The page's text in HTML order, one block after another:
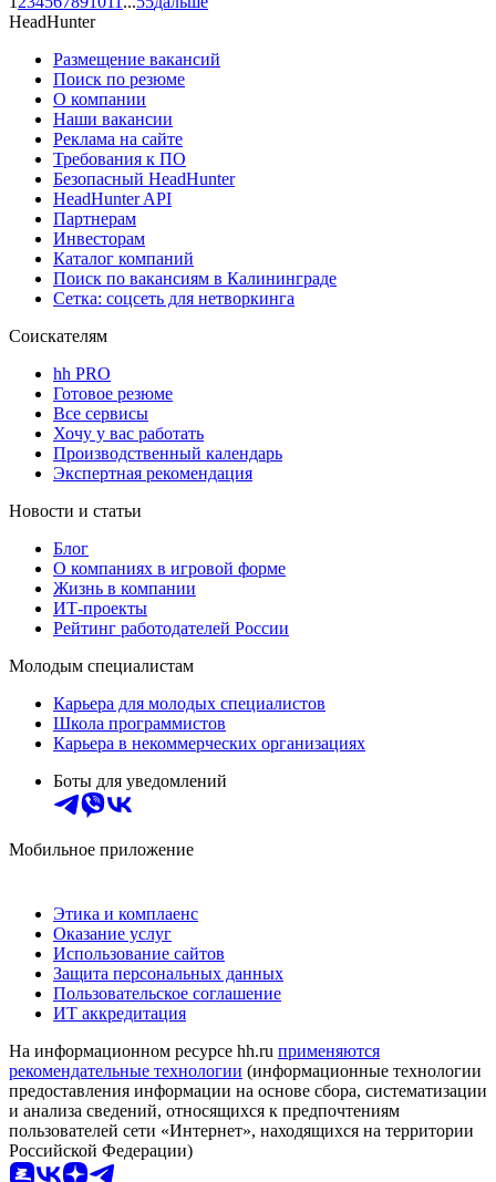
HeadHunter
Размещение вакансий
Поиск по резюме
О компании
Наши вакансии
Реклама на сайте
Требования к ПО
Безопасный HeadHunter
HeadHunter API
Партнерам
Инвесторам
Каталог компаний
Поиск по вакансиям в Калининграде
Сетка: соцсеть для нетворкинга
Соискателям
hh PRO
Готовое резюме
Все сервисы
Хочу у вас работать
Производственный календарь
Экспертная рекомендация
Новости и статьи
Блог
О компаниях в игровой форме
Жизнь в компании
ИТ-проекты
Рейтинг работодателей России
Молодым специалистам
Карьера для молодых специалистов
Школа программистов
Карьера в некоммерческих организациях
Боты для уведомлений
Мобильное приложение
Этика и комплаенс
Оказание услуг
Использование сайтов
Защита персональных данных
Пользовательское соглашение
ИТ аккредитация
На информационном ресурсе hh.ru применяются
рекомендательные технологии (информационные технологии
предоставления информации на основе сбора, систематизации
и анализа сведений, относящихся к предпочтениям
пользователей сети «Интернет», находящихся на территории
Российской Федерации)